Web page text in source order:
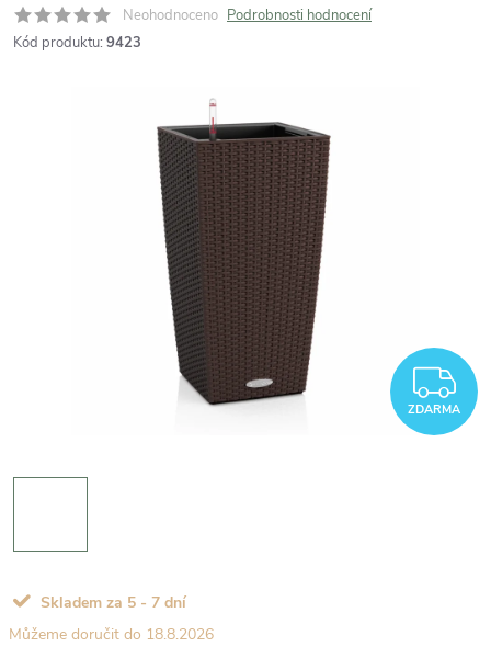
Neohodnoceno Podrobnosti hodnocení
Kód produktu: 9423
ZDARMA
Skladem za 5 - 7 dní
18.8.2026